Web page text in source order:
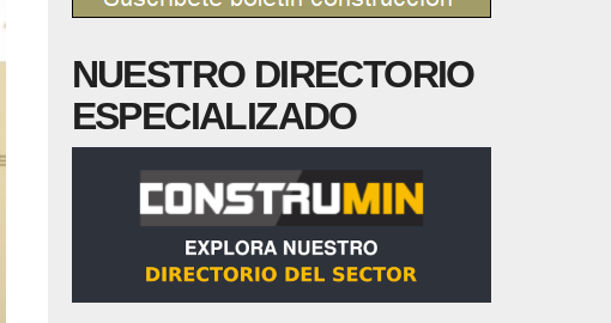
NUESTRO DIRECTORIO
ESPECIALIZADO